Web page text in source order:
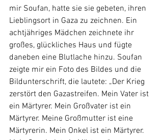
mir Soufan, hatte sie sie gebeten, ihren
Lieblingsort in Gaza zu zeichnen. Ein
achtjähriges Mädchen zeichnete ihr
großes, glückliches Haus und fügte
daneben eine Blutlache hinzu. Soufan
zeigte mir ein Foto des Bildes und die
Bildunterschrift, die lautete: „Der Krieg
zerstört den Gazastreifen. Mein Vater ist
ein Märtyrer. Mein Großvater ist ein
Märtyrer. Meine Großmutter ist eine
Märtyrerin. Mein Onkel ist ein Märtyrer.